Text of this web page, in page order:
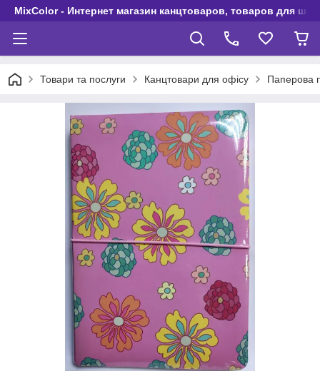
MixColor - Интернет магазин канцтоваров, товаров для
Товари та послуги Канцтовари для офісу Паперова